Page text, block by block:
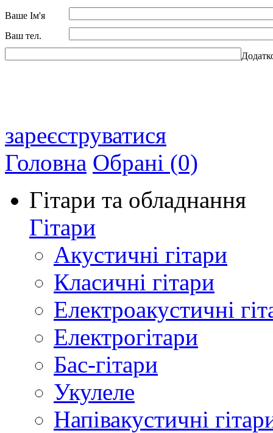
Ваше Ім'я
Ваш тел.
зареєструватися
Головна Обрані (0)
Гітари та обладнання
Гітари
Акустичні гітари
Класичні гітари
Електроакустичні
Електрогітари
Бас-гітари
Укулеле
Напівакустичні